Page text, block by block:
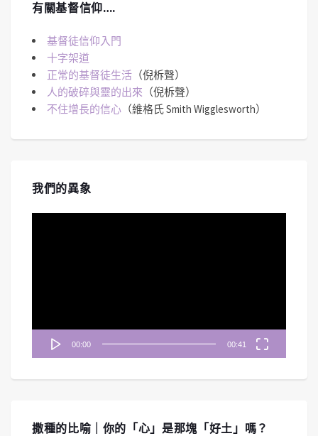
有關基督信仰….
基督徒信仰入門
十字架道
正常的基督徒生活 （倪柝聲）
人的破碎與靈的出來 （倪柝聲）
不住增長的信心 （維格氏 Smith Wigglesworth）
我們的異象
00:00 00:41
撒種的比喻｜你的「心」是那塊「好土」嗎？